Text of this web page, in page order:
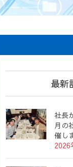
最新
社長
月の
催し
2026